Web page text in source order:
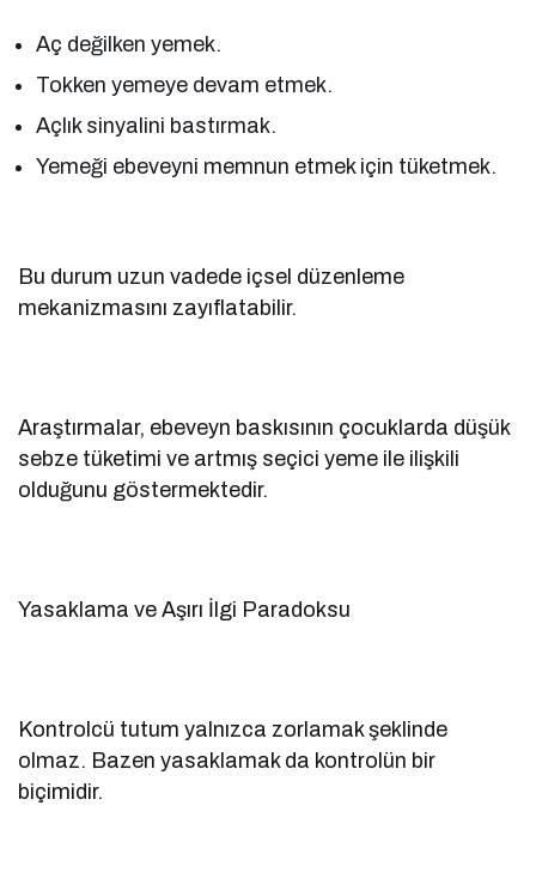
Aç değilken yemek.
Tokken yemeye devam etmek.
Açlık sinyalini bastırmak.
Yemeği ebeveyni memnun etmek için tüketmek.
Bu durum uzun vadede içsel düzenleme
mekanizmasını zayıflatabilir.
Araştırmalar, ebeveyn baskısının çocuklarda düşük
sebze tüketimi ve artmış seçici yeme ile ilişkili
olduğunu göstermektedir.
Yasaklama ve Aşırı İlgi Paradoksu
Kontrolcü tutum yalnızca zorlamak şeklinde
olmaz. Bazen yasaklamak da kontrolün bir
biçimidir.